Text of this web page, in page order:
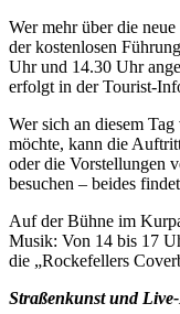
Wer mehr über die
der kostenlosen
Uhr und 14.30 Uhr
erfolgt in der Tourist-
Wer sich an diesem
möchte, kann die
oder die Vorstellungen
besuchen – beides
Auf der Bühne im
Musik: Von 14 bis 17
die „Rockefellers
Straßenkunst und